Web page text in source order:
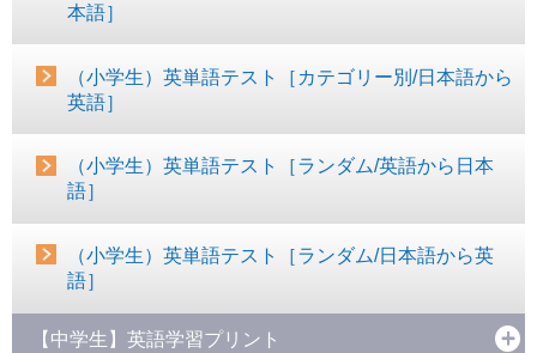
本語］
（小学生）英単語テスト［カテゴリー別/日本語から
英語］
（小学生）英単語テスト［ランダム/英語から日本
語］
（小学生）英単語テスト［ランダム/日本語から英
語］
【中学生】英語学習プリント